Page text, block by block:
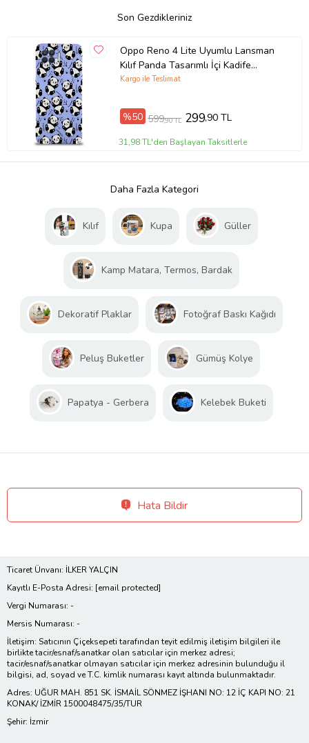
Son Gezdikleriniz
Oppo Reno 4 Lite Uyumlu Lansman
Kılıf Panda Tasarımlı İçi Kadife
Kapak-Lila (Şeffaf)
Kargo ile Teslimat
%50 599,90 TL 299,90 TL
31,98 TL'den Başlayan Taksitlerle
Daha Fazla Kategori
Kılıf Kupa Güller
Kamp Matara, Termos, Bardak
Dekoratif Plaklar Fotoğraf Baskı Kağıdı
Peluş Buketler Gümüş Kolye
Papatya - Gerbera Kelebek Buketi
Hata Bildir
Ticaret Ünvanı: İLKER YALÇIN
Kayıtlı E-Posta Adresi: [email protected]
Vergi Numarası: -
Mersis Numarası: -
İletişim: Satıcının Çiçeksepeti tarafından teyit edilmiş iletişim bilgileri ile
birlikte tacir/esnaf/sanatkar olan satıcılar için merkez adresi;
tacir/esnaf/sanatkar olmayan satıcılar için merkez adresinin bulunduğu il
bilgisi, ad, soyad ve T.C. kimlik numarası kayıt altında bulunmaktadır.
Adres: UĞUR MAH. 851 SK. İSMAİL SÖNMEZ İŞHANI NO: 12 İÇ KAPI NO: 21
KONAK/ İZMİR 1500048475/35/TUR
Şehir: İzmir